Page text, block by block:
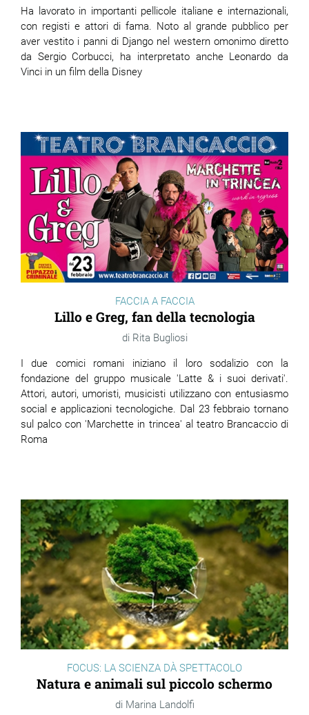
Ha lavorato in importanti pellicole italiane e internazionali,
con registi e attori di fama. Noto al grande pubblico per
aver vestito i panni di Django nel western omonimo diretto
da Sergio Corbucci, ha interpretato anche Leonardo da
Vinci in un film della Disney
FACCIA A FACCIA
Lillo e Greg, fan della tecnologia
Rita Bugliosi
I due comici romani iniziano il loro sodalizio con la
fondazione del gruppo musicale 'Latte & i suoi derivati'.
Attori, autori, umoristi, musicisti utilizzano con entusiasmo
social e applicazioni tecnologiche. Dal 23 febbraio tornano
sul palco con 'Marchette in trincea' al teatro Brancaccio di
Roma
FOCUS: LA SCIENZA DÀ SPETTACOLO
Natura e animali sul piccolo schermo
Marina Landolfi